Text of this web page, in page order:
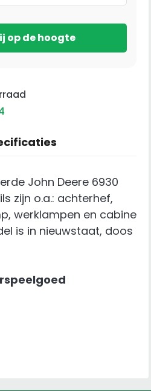
John Deere 6930
zijn o.a.: achterhef,
werklampen en cabine
is in nieuwstaat, doos